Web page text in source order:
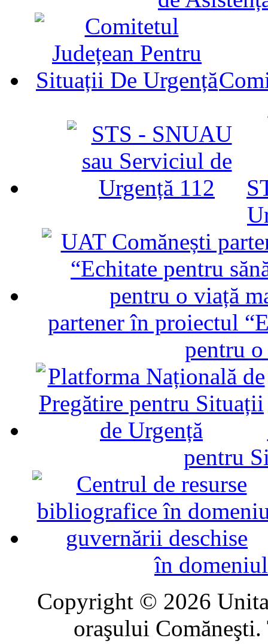
partener în proiectul
pentru
pentru
în
Copyright © 2026
oraşului